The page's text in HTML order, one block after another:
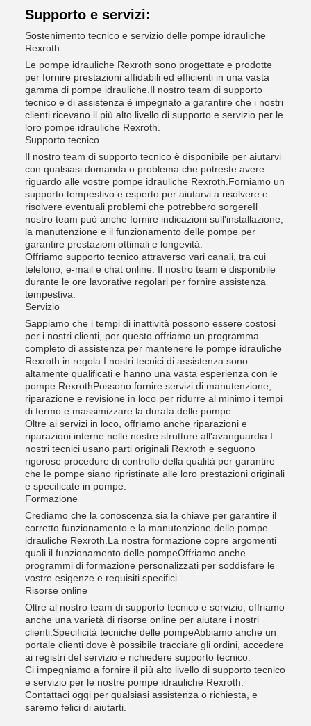
Supporto e servizi:
Sostenimento tecnico e servizio delle pompe idrauliche
Rexroth
Le pompe idrauliche Rexroth sono progettate e prodotte
per fornire prestazioni affidabili ed efficienti in una vasta
gamma di pompe idrauliche.Il nostro team di supporto
tecnico e di assistenza è impegnato a garantire che i nostri
clienti ricevano il più alto livello di supporto e servizio per le
loro pompe idrauliche Rexroth.
Supporto tecnico
Il nostro team di supporto tecnico è disponibile per aiutarvi
con qualsiasi domanda o problema che potreste avere
riguardo alle vostre pompe idrauliche Rexroth.Forniamo un
supporto tempestivo e esperto per aiutarvi a risolvere e
risolvere eventuali problemi che potrebbero sorgereIl
nostro team può anche fornire indicazioni sull'installazione,
la manutenzione e il funzionamento delle pompe per
garantire prestazioni ottimali e longevità.
Offriamo supporto tecnico attraverso vari canali, tra cui
telefono, e-mail e chat online. Il nostro team è disponibile
durante le ore lavorative regolari per fornire assistenza
tempestiva.
Servizio
Sappiamo che i tempi di inattività possono essere costosi
per i nostri clienti, per questo offriamo un programma
completo di assistenza per mantenere le pompe idrauliche
Rexroth in regola.I nostri tecnici di assistenza sono
altamente qualificati e hanno una vasta esperienza con le
pompe RexrothPossono fornire servizi di manutenzione,
riparazione e revisione in loco per ridurre al minimo i tempi
di fermo e massimizzare la durata delle pompe.
Oltre ai servizi in loco, offriamo anche riparazioni e
riparazioni interne nelle nostre strutture all'avanguardia.I
nostri tecnici usano parti originali Rexroth e seguono
rigorose procedure di controllo della qualità per garantire
che le pompe siano ripristinate alle loro prestazioni originali
e specificate in pompe.
Formazione
Crediamo che la conoscenza sia la chiave per garantire il
corretto funzionamento e la manutenzione delle pompe
idrauliche Rexroth.La nostra formazione copre argomenti
quali il funzionamento delle pompeOffriamo anche
programmi di formazione personalizzati per soddisfare le
vostre esigenze e requisiti specifici.
Risorse online
Oltre al nostro team di supporto tecnico e servizio, offriamo
anche una varietà di risorse online per aiutare i nostri
clienti.Specificità tecniche delle pompeAbbiamo anche un
portale clienti dove è possibile tracciare gli ordini, accedere
ai registri del servizio e richiedere supporto tecnico.
Ci impegniamo a fornire il più alto livello di supporto tecnico
e servizio per le nostre pompe idrauliche Rexroth.
Contattaci oggi per qualsiasi assistenza o richiesta, e
saremo felici di aiutarti.